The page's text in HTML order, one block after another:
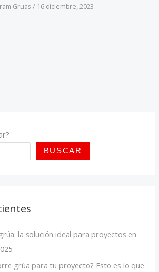
Gruas/ 16 diciembre, 2023
BUSCAR
la solución ideal para proyectos en
grúa para tu proyecto? Esto es lo que